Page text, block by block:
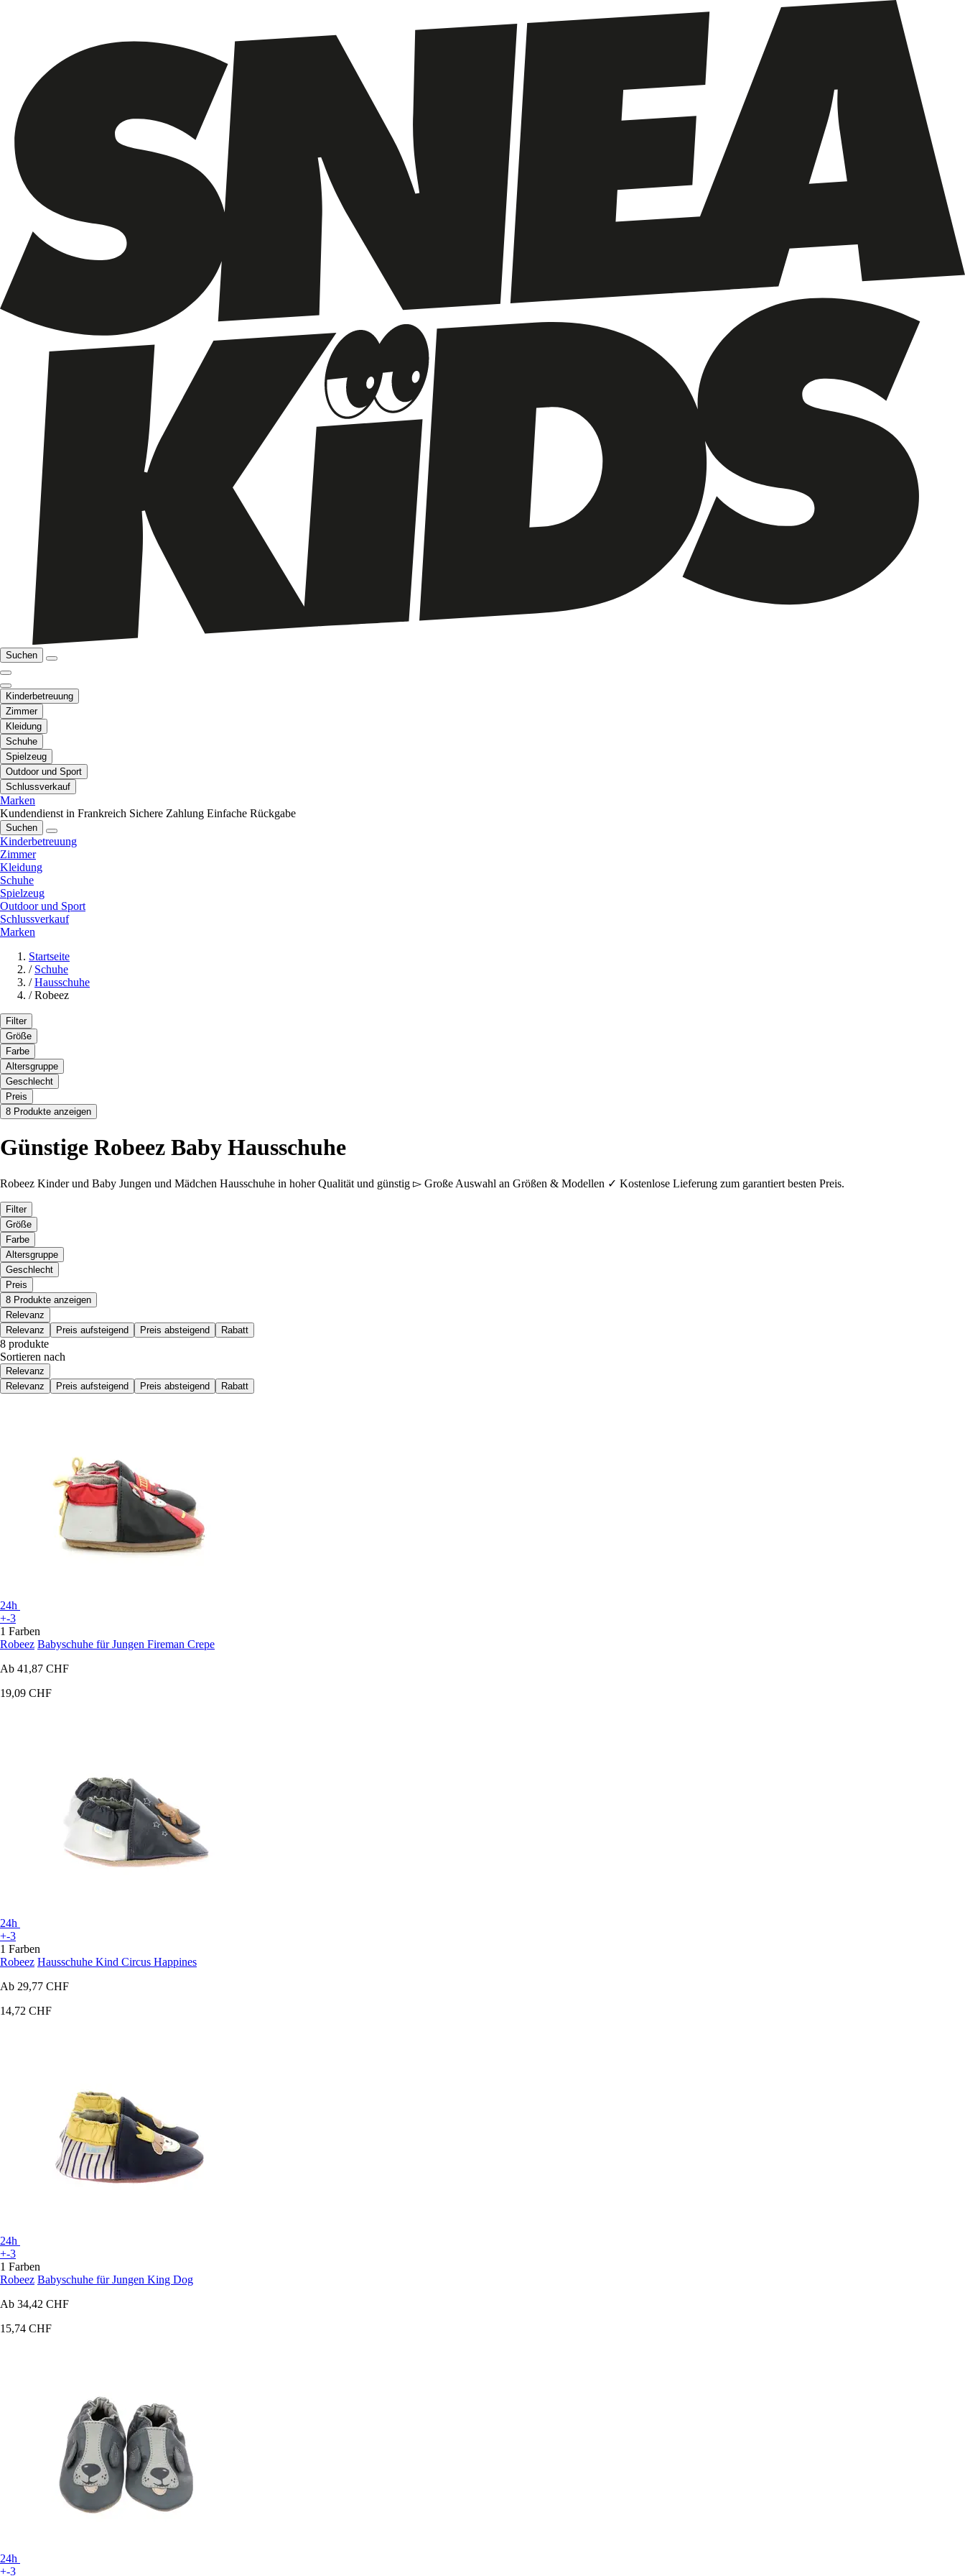
Suchen
Kinderbetreuung
Zimmer
Kleidung
Schuhe
Spielzeug
Outdoor und Sport
Schlussverkauf
Marken
Kundendienst in Frankreich Sichere Zahlung Einfache Rückgabe
Suchen
Kinderbetreuung
Zimmer
Kleidung
Schuhe
Spielzeug
Outdoor und Sport
Schlussverkauf
Marken
Startseite
/ Schuhe
/ Hausschuhe
/ Robeez
Filter
Größe
Farbe
Altersgruppe
Geschlecht
Preis
8 Produkte anzeigen
Günstige Robeez Baby Hausschuhe
Robeez Kinder und Baby Jungen und Mädchen Hausschuhe in hoher Qualität und günstig ▻ Große Auswahl an Größen & Modellen ✓ Kostenlose Lieferung zum garantiert besten Preis.
Filter
Größe
Farbe
Altersgruppe
Geschlecht
Preis
8 Produkte anzeigen
Relevanz
Relevanz
Preis aufsteigend Preis absteigend Rabatt
8 produkte
Sortieren nach
Relevanz
Relevanz
Preis aufsteigend Preis absteigend Rabatt
24h
+-3
1 Farben
Robeez Babyschuhe für Jungen Fireman Crepe
Ab 41,87 CHF
19,09 CHF
24h
+-3
1 Farben
Robeez Hausschuhe Kind Circus Happines
Ab 29,77 CHF
14,72 CHF
24h
+-3
1 Farben
Robeez Babyschuhe für Jungen King Dog
Ab 34,42 CHF
15,74 CHF
24h
+-3